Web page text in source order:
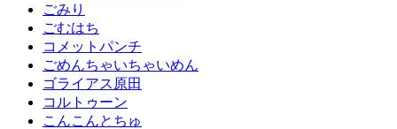
ごみり
ごむはち
コメットパンチ
ごめんちゃいちゃいめん
ゴライアス原田
コルトゥーン
こんこんとちゅ